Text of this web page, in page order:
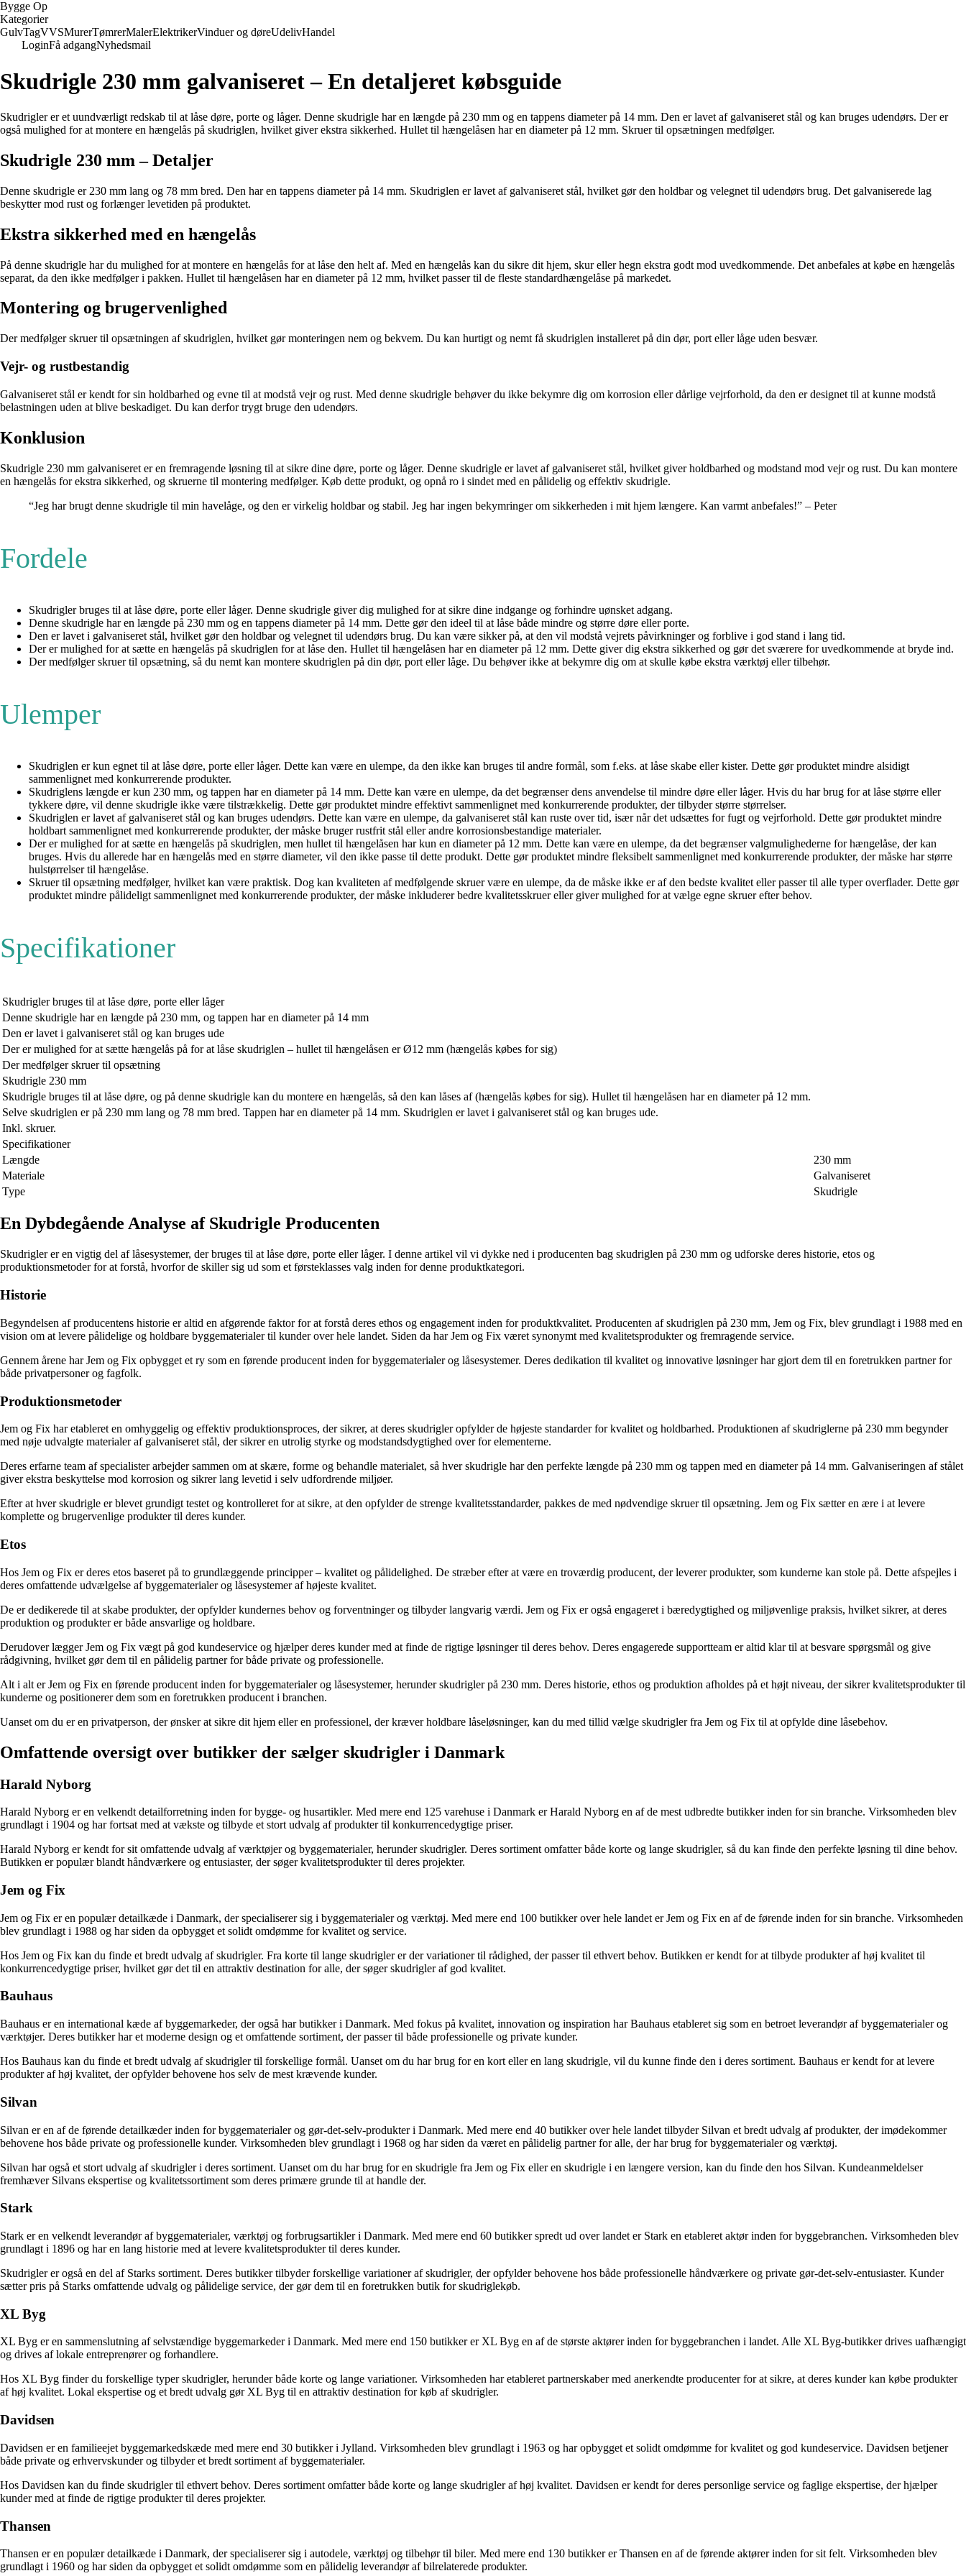
Bygge Op
Kategorier
GulvTagVVSMurerTømrerMalerElektrikerVinduer og døreUdelivHandel
LoginFå adgangNyhedsmail
Skudrigle 230 mm galvaniseret – En detaljeret købsguide
Skudrigler er et uundværligt redskab til at låse døre, porte og låger. Denne skudrigle har en længde på 230 mm og en tappens diameter på 14 mm. Den er lavet af galvaniseret stål og kan bruges udendørs. Der er
også mulighed for at montere en hængelås på skudriglen, hvilket giver ekstra sikkerhed. Hullet til hængelåsen har en diameter på 12 mm. Skruer til opsætningen medfølger.
Skudrigle 230 mm – Detaljer
Denne skudrigle er 230 mm lang og 78 mm bred. Den har en tappens diameter på 14 mm. Skudriglen er lavet af galvaniseret stål, hvilket gør den holdbar og velegnet til udendørs brug. Det galvaniserede lag
beskytter mod rust og forlænger levetiden på produktet.
Ekstra sikkerhed med en hængelås
På denne skudrigle har du mulighed for at montere en hængelås for at låse den helt af. Med en hængelås kan du sikre dit hjem, skur eller hegn ekstra godt mod uvedkommende. Det anbefales at købe en hængelås
separat, da den ikke medfølger i pakken. Hullet til hængelåsen har en diameter på 12 mm, hvilket passer til de fleste standardhængelåse på markedet.
Montering og brugervenlighed
Der medfølger skruer til opsætningen af skudriglen, hvilket gør monteringen nem og bekvem. Du kan hurtigt og nemt få skudriglen installeret på din dør, port eller låge uden besvær.
Vejr- og rustbestandig
Galvaniseret stål er kendt for sin holdbarhed og evne til at modstå vejr og rust. Med denne skudrigle behøver du ikke bekymre dig om korrosion eller dårlige vejrforhold, da den er designet til at kunne modstå
belastningen uden at blive beskadiget. Du kan derfor trygt bruge den udendørs.
Konklusion
Skudrigle 230 mm galvaniseret er en fremragende løsning til at sikre dine døre, porte og låger. Denne skudrigle er lavet af galvaniseret stål, hvilket giver holdbarhed og modstand mod vejr og rust. Du kan montere
en hængelås for ekstra sikkerhed, og skruerne til montering medfølger. Køb dette produkt, og opnå ro i sindet med en pålidelig og effektiv skudrigle.
“Jeg har brugt denne skudrigle til min havelåge, og den er virkelig holdbar og stabil. Jeg har ingen bekymringer om sikkerheden i mit hjem længere. Kan varmt anbefales!” – Peter
Fordele
Skudrigler bruges til at låse døre, porte eller låger. Denne skudrigle giver dig mulighed for at sikre dine indgange og forhindre uønsket adgang.
Denne skudrigle har en længde på 230 mm og en tappens diameter på 14 mm. Dette gør den ideel til at låse både mindre og større døre eller porte.
Den er lavet i galvaniseret stål, hvilket gør den holdbar og velegnet til udendørs brug. Du kan være sikker på, at den vil modstå vejrets påvirkninger og forblive i god stand i lang tid.
Der er mulighed for at sætte en hængelås på skudriglen for at låse den. Hullet til hængelåsen har en diameter på 12 mm. Dette giver dig ekstra sikkerhed og gør det sværere for uvedkommende at bryde ind.
Der medfølger skruer til opsætning, så du nemt kan montere skudriglen på din dør, port eller låge. Du behøver ikke at bekymre dig om at skulle købe ekstra værktøj eller tilbehør.
Ulemper
Skudriglen er kun egnet til at låse døre, porte eller låger. Dette kan være en ulempe, da den ikke kan bruges til andre formål, som f.eks. at låse skabe eller kister. Dette gør produktet mindre alsidigt
sammenlignet med konkurrerende produkter.
Skudriglens længde er kun 230 mm, og tappen har en diameter på 14 mm. Dette kan være en ulempe, da det begrænser dens anvendelse til mindre døre eller låger. Hvis du har brug for at låse større eller
tykkere døre, vil denne skudrigle ikke være tilstrækkelig. Dette gør produktet mindre effektivt sammenlignet med konkurrerende produkter, der tilbyder større størrelser.
Skudriglen er lavet af galvaniseret stål og kan bruges udendørs. Dette kan være en ulempe, da galvaniseret stål kan ruste over tid, især når det udsættes for fugt og vejrforhold. Dette gør produktet mindre
holdbart sammenlignet med konkurrerende produkter, der måske bruger rustfrit stål eller andre korrosionsbestandige materialer.
Der er mulighed for at sætte en hængelås på skudriglen, men hullet til hængelåsen har kun en diameter på 12 mm. Dette kan være en ulempe, da det begrænser valgmulighederne for hængelåse, der kan
bruges. Hvis du allerede har en hængelås med en større diameter, vil den ikke passe til dette produkt. Dette gør produktet mindre fleksibelt sammenlignet med konkurrerende produkter, der måske har større
hulstørrelser til hængelåse.
Skruer til opsætning medfølger, hvilket kan være praktisk. Dog kan kvaliteten af medfølgende skruer være en ulempe, da de måske ikke er af den bedste kvalitet eller passer til alle typer overflader. Dette gør
produktet mindre pålideligt sammenlignet med konkurrerende produkter, der måske inkluderer bedre kvalitetsskruer eller giver mulighed for at vælge egne skruer efter behov.
Specifikationer
Skudrigler bruges til at låse døre, porte eller låger
Denne skudrigle har en længde på 230 mm, og tappen har en diameter på 14 mm
Den er lavet i galvaniseret stål og kan bruges ude
Der er mulighed for at sætte hængelås på for at låse skudriglen – hullet til hængelåsen er Ø12 mm (hængelås købes for sig)
Der medfølger skruer til opsætning
Skudrigle 230 mm
Skudrigle bruges til at låse døre, og på denne skudrigle kan du montere en hængelås, så den kan låses af (hængelås købes for sig). Hullet til hængelåsen har en diameter på 12 mm.
Selve skudriglen er på 230 mm lang og 78 mm bred. Tappen har en diameter på 14 mm. Skudriglen er lavet i galvaniseret stål og kan bruges ude.
Inkl. skruer.
Specifikationer
Længde
230 mm
Materiale
Galvaniseret
Type
Skudrigle
En Dybdegående Analyse af Skudrigle Producenten
Skudrigler er en vigtig del af låsesystemer, der bruges til at låse døre, porte eller låger. I denne artikel vil vi dykke ned i producenten bag skudriglen på 230 mm og udforske deres historie, etos og
produktionsmetoder for at forstå, hvorfor de skiller sig ud som et førsteklasses valg inden for denne produktkategori.
Historie
Begyndelsen af producentens historie er altid en afgørende faktor for at forstå deres ethos og engagement inden for produktkvalitet. Producenten af skudriglen på 230 mm, Jem og Fix, blev grundlagt i 1988 med en
vision om at levere pålidelige og holdbare byggematerialer til kunder over hele landet. Siden da har Jem og Fix været synonymt med kvalitetsprodukter og fremragende service.
Gennem årene har Jem og Fix opbygget et ry som en førende producent inden for byggematerialer og låsesystemer. Deres dedikation til kvalitet og innovative løsninger har gjort dem til en foretrukken partner for
både privatpersoner og fagfolk.
Produktionsmetoder
Jem og Fix har etableret en omhyggelig og effektiv produktionsproces, der sikrer, at deres skudrigler opfylder de højeste standarder for kvalitet og holdbarhed. Produktionen af skudriglerne på 230 mm begynder
med nøje udvalgte materialer af galvaniseret stål, der sikrer en utrolig styrke og modstandsdygtighed over for elementerne.
Deres erfarne team af specialister arbejder sammen om at skære, forme og behandle materialet, så hver skudrigle har den perfekte længde på 230 mm og tappen med en diameter på 14 mm. Galvaniseringen af stålet
giver ekstra beskyttelse mod korrosion og sikrer lang levetid i selv udfordrende miljøer.
Efter at hver skudrigle er blevet grundigt testet og kontrolleret for at sikre, at den opfylder de strenge kvalitetsstandarder, pakkes de med nødvendige skruer til opsætning. Jem og Fix sætter en ære i at levere
komplette og brugervenlige produkter til deres kunder.
Etos
Hos Jem og Fix er deres etos baseret på to grundlæggende principper – kvalitet og pålidelighed. De stræber efter at være en troværdig producent, der leverer produkter, som kunderne kan stole på. Dette afspejles i
deres omfattende udvælgelse af byggematerialer og låsesystemer af højeste kvalitet.
De er dedikerede til at skabe produkter, der opfylder kundernes behov og forventninger og tilbyder langvarig værdi. Jem og Fix er også engageret i bæredygtighed og miljøvenlige praksis, hvilket sikrer, at deres
produktion og produkter er både ansvarlige og holdbare.
Derudover lægger Jem og Fix vægt på god kundeservice og hjælper deres kunder med at finde de rigtige løsninger til deres behov. Deres engagerede supportteam er altid klar til at besvare spørgsmål og give
rådgivning, hvilket gør dem til en pålidelig partner for både private og professionelle.
Alt i alt er Jem og Fix en førende producent inden for byggematerialer og låsesystemer, herunder skudrigler på 230 mm. Deres historie, ethos og produktion afholdes på et højt niveau, der sikrer kvalitetsprodukter til
kunderne og positionerer dem som en foretrukken producent i branchen.
Uanset om du er en privatperson, der ønsker at sikre dit hjem eller en professionel, der kræver holdbare låseløsninger, kan du med tillid vælge skudrigler fra Jem og Fix til at opfylde dine låsebehov.
Omfattende oversigt over butikker der sælger skudrigler i Danmark
Harald Nyborg
Harald Nyborg er en velkendt detailforretning inden for bygge- og husartikler. Med mere end 125 varehuse i Danmark er Harald Nyborg en af de mest udbredte butikker inden for sin branche. Virksomheden blev
grundlagt i 1904 og har fortsat med at vækste og tilbyde et stort udvalg af produkter til konkurrencedygtige priser.
Harald Nyborg er kendt for sit omfattende udvalg af værktøjer og byggematerialer, herunder skudrigler. Deres sortiment omfatter både korte og lange skudrigler, så du kan finde den perfekte løsning til dine behov.
Butikken er populær blandt håndværkere og entusiaster, der søger kvalitetsprodukter til deres projekter.
Jem og Fix
Jem og Fix er en populær detailkæde i Danmark, der specialiserer sig i byggematerialer og værktøj. Med mere end 100 butikker over hele landet er Jem og Fix en af de førende inden for sin branche. Virksomheden
blev grundlagt i 1988 og har siden da opbygget et solidt omdømme for kvalitet og service.
Hos Jem og Fix kan du finde et bredt udvalg af skudrigler. Fra korte til lange skudrigler er der variationer til rådighed, der passer til ethvert behov. Butikken er kendt for at tilbyde produkter af høj kvalitet til
konkurrencedygtige priser, hvilket gør det til en attraktiv destination for alle, der søger skudrigler af god kvalitet.
Bauhaus
Bauhaus er en international kæde af byggemarkeder, der også har butikker i Danmark. Med fokus på kvalitet, innovation og inspiration har Bauhaus etableret sig som en betroet leverandør af byggematerialer og
værktøjer. Deres butikker har et moderne design og et omfattende sortiment, der passer til både professionelle og private kunder.
Hos Bauhaus kan du finde et bredt udvalg af skudrigler til forskellige formål. Uanset om du har brug for en kort eller en lang skudrigle, vil du kunne finde den i deres sortiment. Bauhaus er kendt for at levere
produkter af høj kvalitet, der opfylder behovene hos selv de mest krævende kunder.
Silvan
Silvan er en af de førende detailkæder inden for byggematerialer og gør-det-selv-produkter i Danmark. Med mere end 40 butikker over hele landet tilbyder Silvan et bredt udvalg af produkter, der imødekommer
behovene hos både private og professionelle kunder. Virksomheden blev grundlagt i 1968 og har siden da været en pålidelig partner for alle, der har brug for byggematerialer og værktøj.
Silvan har også et stort udvalg af skudrigler i deres sortiment. Uanset om du har brug for en skudrigle fra Jem og Fix eller en skudrigle i en længere version, kan du finde den hos Silvan. Kundeanmeldelser
fremhæver Silvans ekspertise og kvalitetssortiment som deres primære grunde til at handle der.
Stark
Stark er en velkendt leverandør af byggematerialer, værktøj og forbrugsartikler i Danmark. Med mere end 60 butikker spredt ud over landet er Stark en etableret aktør inden for byggebranchen. Virksomheden blev
grundlagt i 1896 og har en lang historie med at levere kvalitetsprodukter til deres kunder.
Skudrigler er også en del af Starks sortiment. Deres butikker tilbyder forskellige variationer af skudrigler, der opfylder behovene hos både professionelle håndværkere og private gør-det-selv-entusiaster. Kunder
sætter pris på Starks omfattende udvalg og pålidelige service, der gør dem til en foretrukken butik for skudriglekøb.
XL Byg
XL Byg er en sammenslutning af selvstændige byggemarkeder i Danmark. Med mere end 150 butikker er XL Byg en af de største aktører inden for byggebranchen i landet. Alle XL Byg-butikker drives uafhængigt
og drives af lokale entreprenører og forhandlere.
Hos XL Byg finder du forskellige typer skudrigler, herunder både korte og lange variationer. Virksomheden har etableret partnerskaber med anerkendte producenter for at sikre, at deres kunder kan købe produkter
af høj kvalitet. Lokal ekspertise og et bredt udvalg gør XL Byg til en attraktiv destination for køb af skudrigler.
Davidsen
Davidsen er en familieejet byggemarkedskæde med mere end 30 butikker i Jylland. Virksomheden blev grundlagt i 1963 og har opbygget et solidt omdømme for kvalitet og god kundeservice. Davidsen betjener
både private og erhvervskunder og tilbyder et bredt sortiment af byggematerialer.
Hos Davidsen kan du finde skudrigler til ethvert behov. Deres sortiment omfatter både korte og lange skudrigler af høj kvalitet. Davidsen er kendt for deres personlige service og faglige ekspertise, der hjælper
kunder med at finde de rigtige produkter til deres projekter.
Thansen
Thansen er en populær detailkæde i Danmark, der specialiserer sig i autodele, værktøj og tilbehør til biler. Med mere end 130 butikker er Thansen en af de førende aktører inden for sit felt. Virksomheden blev
grundlagt i 1960 og har siden da opbygget et solidt omdømme som en pålidelig leverandør af bilrelaterede produkter.